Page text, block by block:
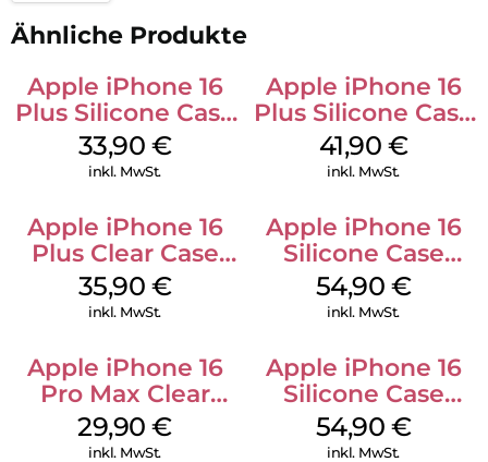
Ähnliche Produkte
Apple iPhone 16
Plus Silicone Case
MagSafe Lake
Green
33,90 €
inkl. MwSt.
Apple iPhone 16
Plus Silicone Case
MagSafe Stone
Gray
41,90 €
inkl. MwSt.
Apple iPhone 16
Plus Clear Case
MagSafe
Transparent
35,90 €
inkl. MwSt.
Apple iPhone 16
Silicone Case
MagSafe Lake
Green
54,90 €
inkl. MwSt.
Apple iPhone 16
Pro Max Clear
Case MagSafe
Transparent
29,90€
inkl. MwSt.
Apple iPhone 16
Silicone Case
MagSafe Black
54,90 €
inkl. MwSt.